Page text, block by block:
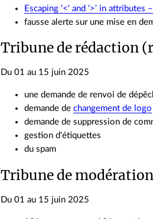
Escaping '<' and '>' in attributes
fausse alerte sur une mise en
Tribune de rédaction
Du 01 au 15 juin 2025
une demande de renvoi de
demande dechangement de logo
demande de suppression de
gestion d'étiquettes
du spam
Tribune de
Du 01 au 15 juin 2025